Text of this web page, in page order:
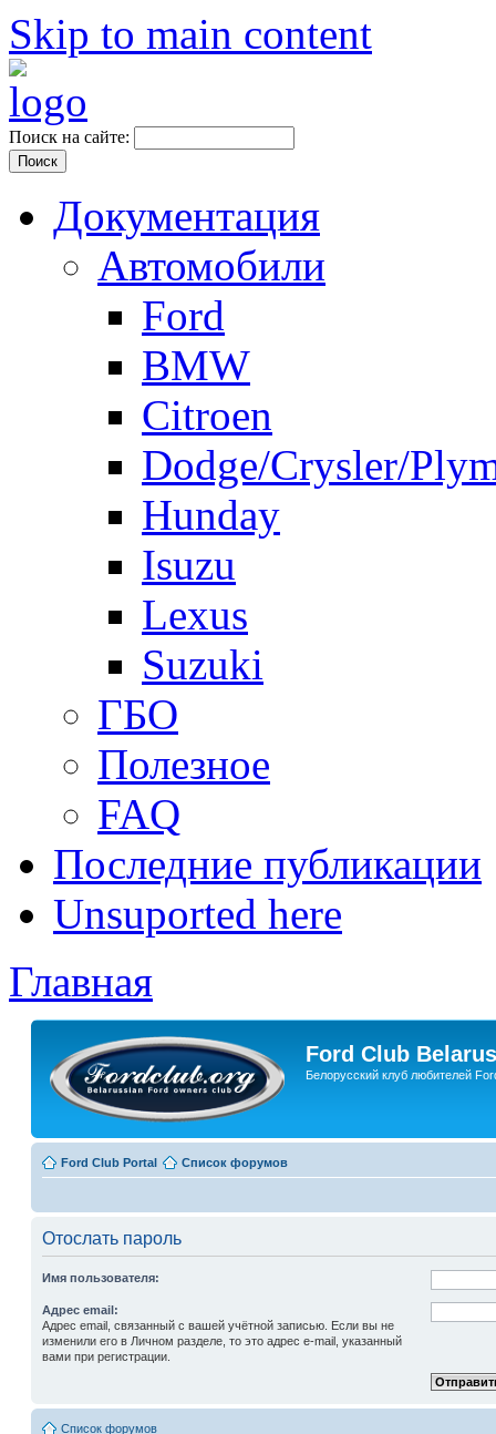
Skip to main content
Поиск на сайте:
Документация
Автомобили
Ford
BMW
Citroen
Dodge/Crysler/
Hunday
Isuzu
Lexus
Suzuki
ГБО
Полезное
FAQ
Последние публикации
Unsuported here
Главная